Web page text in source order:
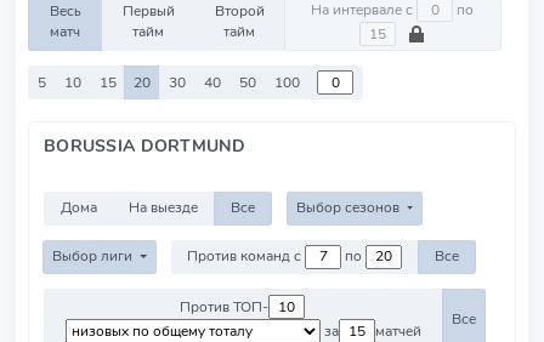
Весь
матч
Первый
тайм
Второй
тайм
На интервале с по
5 10 15 20 30 40 50 100
BORUSSIA DORTMUND
Дома На выезде Все Выбор сезонов
Выбор лиги Против команд с по Все
Против ТОП-
за
матчей
Все